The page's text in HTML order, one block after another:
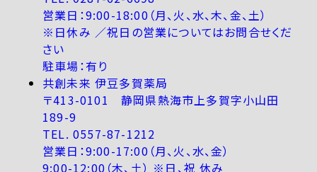
営業日：9:00-18:00（月、火、水、木、金、土）
※日休み ／祝日の営業についてはお問合せくだ
さい
駐車場：有り
共創未来 伊豆多賀薬局
〒413-0101 静岡県熱海市上多賀字小山田
189-9
TEL. 0557-87-1212
営業日：9:00-17:00（月、火、水、金）
9:00-12:00（木、土） ※日、祝 休み